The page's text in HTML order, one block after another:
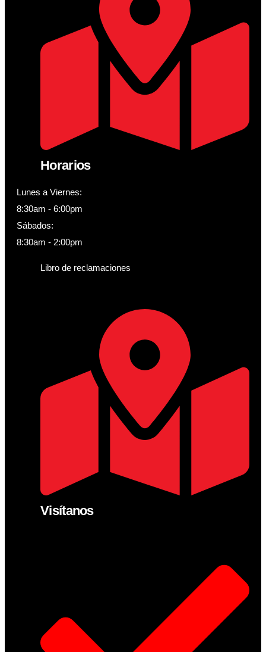
Horarios
Lunes a Viernes:
8:30am - 6:00pm
Sábados:
8:30am - 2:00pm
Libro de reclamaciones
Visítanos